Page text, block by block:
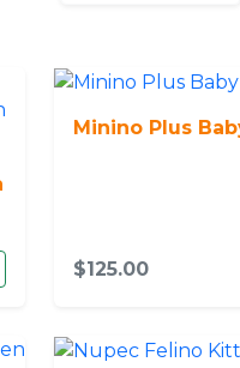
Minino Plus
$125.00